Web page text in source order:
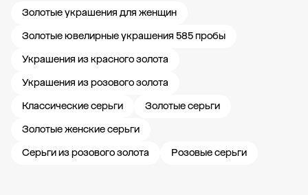
Золотые украшения для женщин
Золотые ювелирные украшения 585 пробы
Украшения из красного золота
Украшения из розового золота
Классические серьги
Золотые серьги
Золотые женские серьги
Серьги из розового золота
Розовые серьги